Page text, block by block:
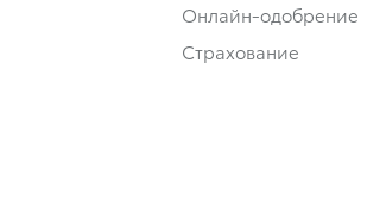
Онлайн-одобрение
Страхование